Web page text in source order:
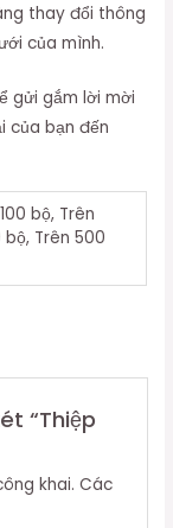
thay đổi thông
của mình.
gửi gắm lời mời
của bạn đến
bộ, Trên
Trên 500
“Thiệp
khai. Các